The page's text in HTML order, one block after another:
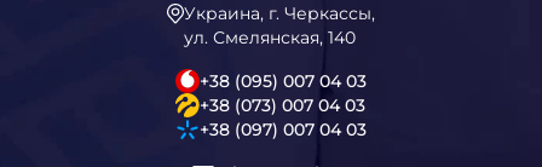
Украина, г. Черкассы,
ул. Смелянская, 140
+38 (095) 007 04 03
+38 (073) 007 04 03
+38 (097) 007 04 03